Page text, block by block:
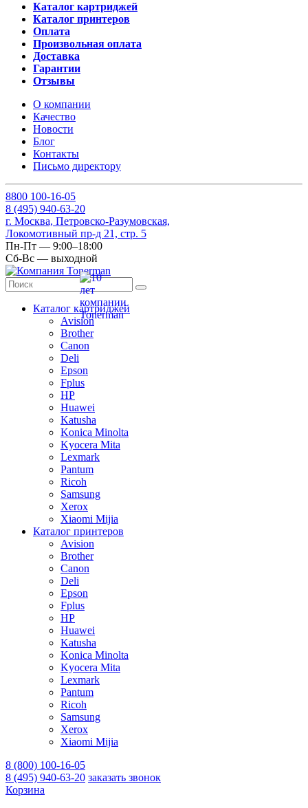
Каталог картриджей
Каталог принтеров
Оплата
Произвольная оплата
Доставка
Гарантии
Отзывы
О компании
Качество
Новости
Блог
Контакты
Письмо директору
8800 100-16-05
8 (495) 940-63-20
г. Москва, Петровско-Разумовская,
Локомотивный пр-д 21, стр. 5
Пн-Пт — 9:00–18:00
Сб-Вс — выходной
Каталог картриджей
Avision
Brother
Canon
Deli
Epson
Fplus
HP
Huawei
Katusha
Konica Minolta
Kyocera Mita
Lexmark
Pantum
Ricoh
Samsung
Xerox
Xiaomi Mijia
Каталог принтеров
Avision
Brother
Canon
Deli
Epson
Fplus
HP
Huawei
Katusha
Konica Minolta
Kyocera Mita
Lexmark
Pantum
Ricoh
Samsung
Xerox
Xiaomi Mijia
8 (800) 100-16-05
8 (495) 940-63-20 заказать звонок
Корзина